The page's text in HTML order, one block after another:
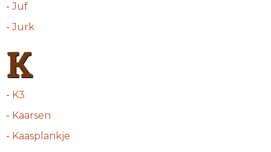
-Juf
-Jurk
K
- K3
- Kaarsen
- Kaasplankje